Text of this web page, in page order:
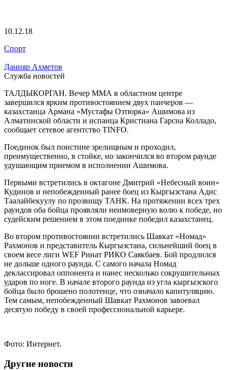
10.12.18
Спорт
Данияр Ахметов
Служба новостей
ТАЛДЫКОРГАН. Вечер ММА в областном центре
завершился ярким противостоянием двух панчеров —
казахстанца Армана «Мустафы Озтюрка» Ашимова из
Алматинской области и испанца Кристиана Гарсиа Колладо,
сообщает сетевое агентство TINFO.
Поединок был поистине зрелищным и проходил,
преимущественно, в стойке, но закончился во втором раунде
удушающим приемом в исполнении Ашимова.
Первыми встретились в октагоне Дмитрий «Небесный воин»
Кудинов и непобежденный ранее боец из Кыргызстана Адис
Таалайбекуулу по прозвищу ТАНК. На протяжении всех трех
раундов оба бойца проявляли неимоверную волю к победе, но
судейским решением в этом поединке победил казахстанец.
Во втором противостоянии встретились Шавкат «Номад»
Рахмонов и представитель Кыргызстана, сильнейший боец в
своем весе лиги WEF Ринат РИКО Саякбаев. Бой продлился
не дольше одного раунда. С самого начала Номад
деклассировал оппонента и нанес несколько сокрушительных
ударов по ноге. В начале второго раунда из угла кыргызского
бойца было брошено полотенце, что означало капитуляцию.
Тем самым, непобежденный Шавкат Рахмонов завоевал
десятую победу в своей профессиональной карьере.
Фото: Интернет.
Другие новости